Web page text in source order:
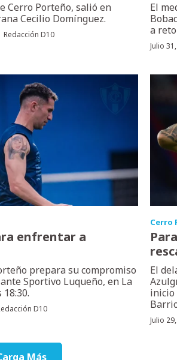
Cerro Porteño, salió en
Cecilio Domínguez.
Redacción D10
El
a
Julio
enfrentar a
prepara su compromiso
Sportivo Luqueño, en La
D10
Cerro
El
inicio
Julio
Más